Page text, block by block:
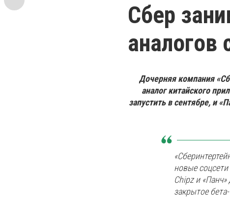
Сбер
аналогов
Дочерняя компания
аналог китайского
запустить в сентябре, и
новые
Chipz и
закрытое